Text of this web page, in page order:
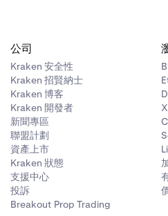
公司
Kraken 安全性
Kraken 招賢納士
Kraken 博客
Kraken 開發者
新聞專區
聯盟計劃
資產上市
Kraken 狀態
支援中心
投訴
Breakout Prop Trading